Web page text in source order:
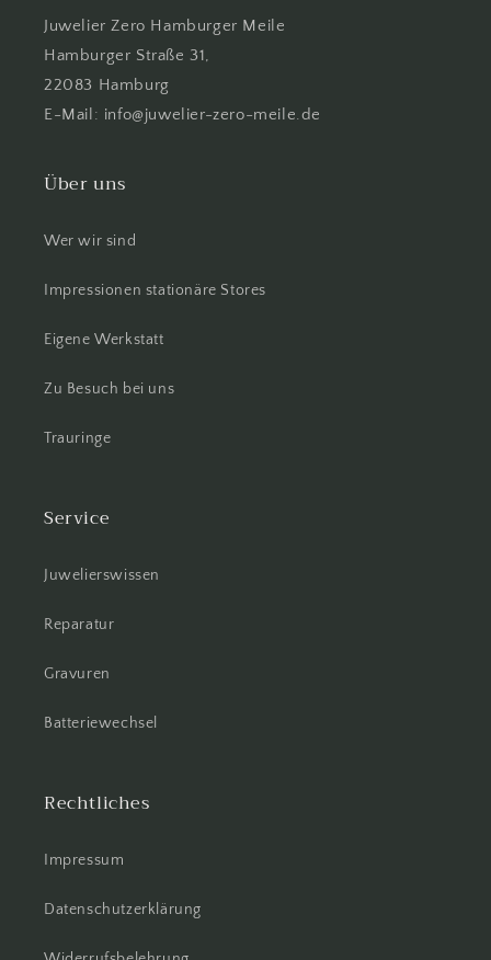
Juwelier Zero Hamburger Meile
Hamburger Straße 31,
22083 Hamburg
E-Mail: info@juwelier-zero-meile.de
Über uns
Wer wir sind
Impressionen stationäre Stores
Eigene Werkstatt
Zu Besuch bei uns
Trauringe
Service
Juwelierswissen
Reparatur
Gravuren
Batteriewechsel
Rechtliches
Impressum
Datenschutzerklärung